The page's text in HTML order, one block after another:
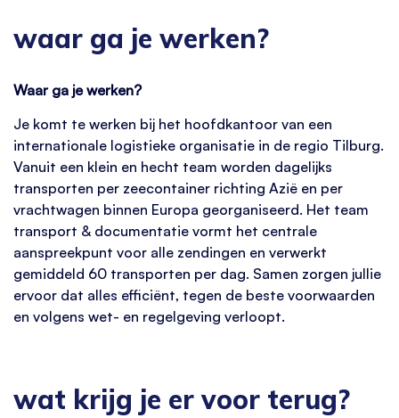
waar ga je werken?
Waar ga je werken?
Je komt te werken bij het hoofdkantoor van een
internationale logistieke organisatie in de regio Tilburg.
Vanuit een klein en hecht team worden dagelijks
transporten per zeecontainer richting Azië en per
vrachtwagen binnen Europa georganiseerd. Het team
transport & documentatie vormt het centrale
aanspreekpunt voor alle zendingen en verwerkt
gemiddeld 60 transporten per dag. Samen zorgen jullie
ervoor dat alles efficiënt, tegen de beste voorwaarden
en volgens wet- en regelgeving verloopt.
wat krijg je er voor terug?